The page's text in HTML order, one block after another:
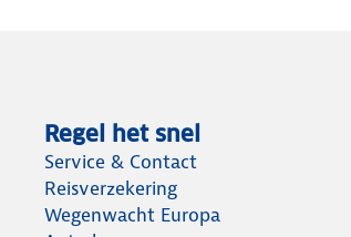
Regel het snel
Service & Contact
Reisverzekering
Wegenwacht Europa